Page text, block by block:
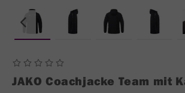
JAKO Coachjacke Team mit